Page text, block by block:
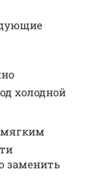
холодной
заменить